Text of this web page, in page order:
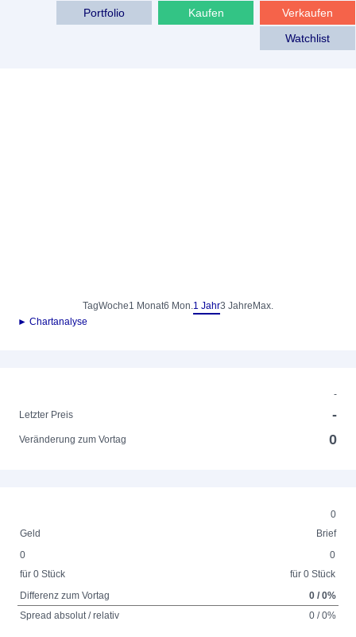
Verkaufen
Kaufen
Portfolio
Watchlist
TagWoche1 Monat6 Mon.1 Jahr3 Jahre Max.
► Chartanalyse
-
Letzter Preis
-
Veränderung zum Vortag 0
0
Geld
Brief
0
für 0 Stück
0
für 0 Stück
Differenz zum Vortag
0 / 0%
Spread absolut / relativ
0 / 0%